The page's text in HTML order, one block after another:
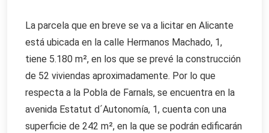
La parcela que en breve se va a licitar en Alicante
está ubicada en la calle Hermanos Machado, 1,
tiene 5.180 m², en los que se prevé la construcción
de 52 viviendas aproximadamente. Por lo que
respecta a la Pobla de Farnals, se encuentra en la
avenida Estatut d´Autonomía, 1, cuenta con una
superficie de 242 m², en la que se podrán edificarán